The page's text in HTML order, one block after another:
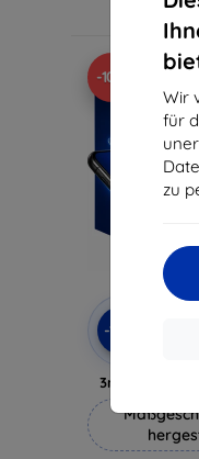
Wir
für
zu
Auf
-10%
-10%
3mk Hammer